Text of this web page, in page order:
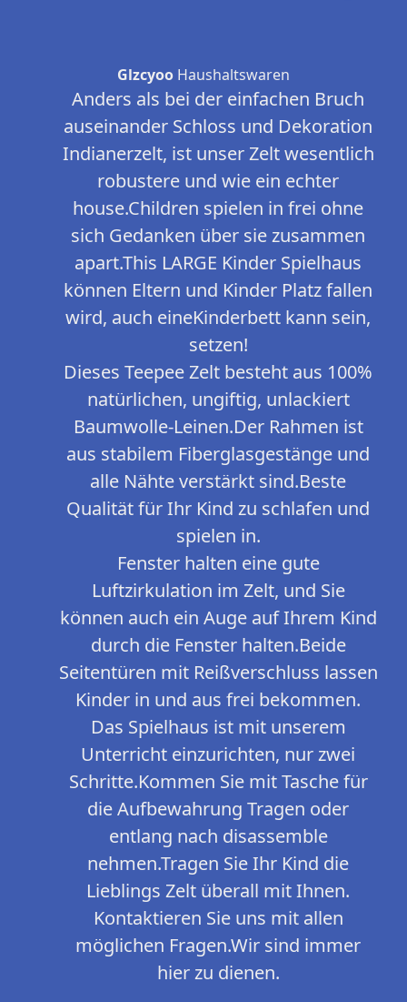
Glzcyoo Haushaltswaren
Anders als bei der einfachen Bruch
auseinander Schloss und Dekoration
Indianerzelt, ist unser Zelt wesentlich
robustere und wie ein echter
house.Children spielen in frei ohne
sich Gedanken über sie zusammen
apart.This LARGE Kinder Spielhaus
können Eltern und Kinder Platz fallen
wird, auch eineKinderbett kann sein,
setzen!
Dieses Teepee Zelt besteht aus 100%
natürlichen, ungiftig, unlackiert
Baumwolle-Leinen.Der Rahmen ist
aus stabilem Fiberglasgestänge und
alle Nähte verstärkt sind.Beste
Qualität für Ihr Kind zu schlafen und
spielen in.
Fenster halten eine gute
Luftzirkulation im Zelt, und Sie
können auch ein Auge auf Ihrem Kind
durch die Fenster halten.Beide
Seitentüren mit Reißverschluss lassen
Kinder in und aus frei bekommen.
Das Spielhaus ist mit unserem
Unterricht einzurichten, nur zwei
Schritte.Kommen Sie mit Tasche für
die Aufbewahrung Tragen oder
entlang nach disassemble
nehmen.Tragen Sie Ihr Kind die
Lieblings Zelt überall mit Ihnen.
Kontaktieren Sie uns mit allen
möglichen Fragen.Wir sind immer
hier zu dienen.